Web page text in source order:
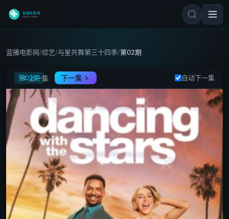
蓝播电影网/综艺/与星共舞第三十四季/第02期
与星共舞第三十四季
第02期
上一集 下一集 自动下一集